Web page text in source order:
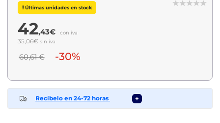
Últimas unidades en stock
42,43€ con iva
35,06€ sin iva
60,61 € -30%
Recíbelo en 24-72 horas +